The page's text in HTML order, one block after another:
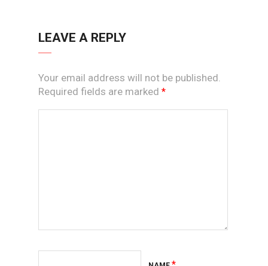
LEAVE A REPLY
Your email address will not be published.
Required fields are marked *